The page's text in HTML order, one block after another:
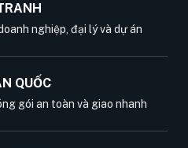
nghiệp, đại lý và dự án
QUỐC
gói an toàn và giao nhanh